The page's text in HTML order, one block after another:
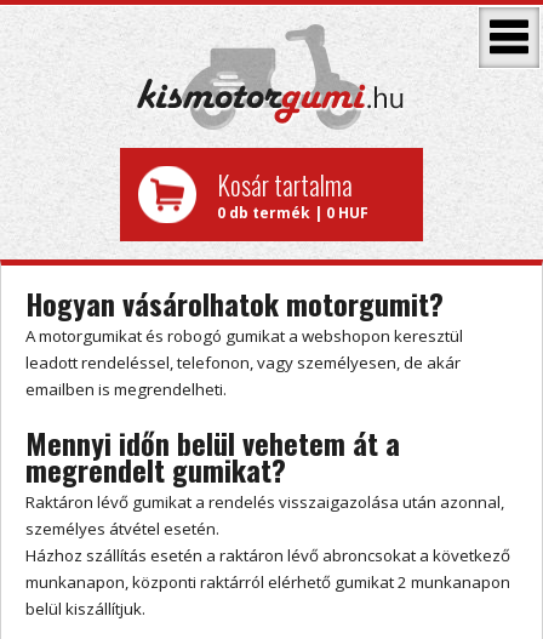
Kosár tartalma
0 db termék | 0 HUF
Hogyan vásárolhatok motorgumit?
A motorgumikat és robogó gumikat a webshopon keresztül
leadott rendeléssel, telefonon, vagy személyesen, de akár
emailben is megrendelheti.
Mennyi időn belül vehetem át a
megrendelt gumikat?
Raktáron lévő gumikat a rendelés visszaigazolása után azonnal,
személyes átvétel esetén.
Házhoz szállítás esetén a raktáron lévő abroncsokat a következő
munkanapon, központi raktárról elérhető gumikat 2 munkanapon
belül kiszállítjuk.